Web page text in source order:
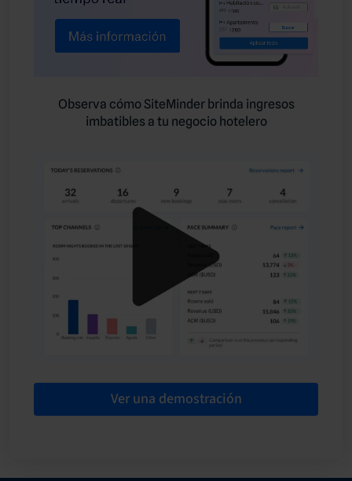
Observa cómo SiteMinder brinda ingresos
imbatibles a tu negocio hotelero
Ver una demostración